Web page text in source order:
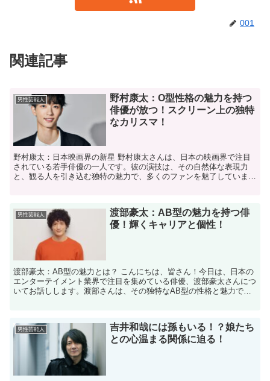
001
関連記事
男性芸能人
野村康太：O型性格の魅力を持つ
俳優が放つ！スクリーン上の独特
なカリスマ！
野村康太：日本映画界の新星 野村康太さんは、日本の映画界で注目
されている若手俳優の一人です。彼の演技は、その自然体な表現力
と、観る人を引き込む独特の魅力で、多くのファンを魅了していま
男性芸能人
渡部豪太：AB型の魅力を持つ俳
優！輝くキャリアと個性！
渡部豪太：AB型の魅力とは？ こんにちは、皆さん！今日は、日本の
エンターテイメント業界で注目を集めている俳優、渡部豪太さんにつ
いてお話しします。渡部さんは、その独特なAB型の性格と魅力で多
男性芸能人
吉井和哉には孫もいる！？娘たち
との心温まる関係に迫る！